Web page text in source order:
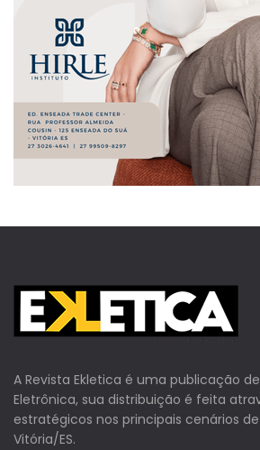
A Revista Ekletica é uma publicação
Eletrônica, sua distribuição é feita
estratégicos nos principais cenários
Vitória/ES.